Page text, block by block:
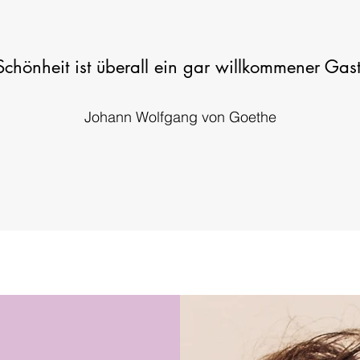
ist überall ein gar willkommener
Johann Wolfgang von Goethe